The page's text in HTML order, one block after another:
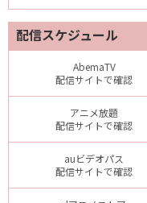
配信スケジュール
AbemaTV
配信サイトで確認
アニメ放題
配信サイトで確認
auビデオパス
配信サイトで確認